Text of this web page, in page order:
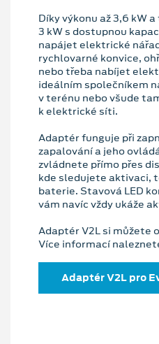
Díky výkonu až 3,6 kW
3 kW s dostupnou
napájet elektrické
rychlovarné konvice,
nebo třeba nabíjet
ideálním společníkem
v terénu nebo všude
k elektrické síti.
Adaptér funguje při
zapalování a jeho
zvládnete přímo přes
kde sledujete aktivaci,
baterie. Stavová LED
vám navíc vždy ukáže
Adaptér V2L si můžete
Více informací
Adaptér V2L pro